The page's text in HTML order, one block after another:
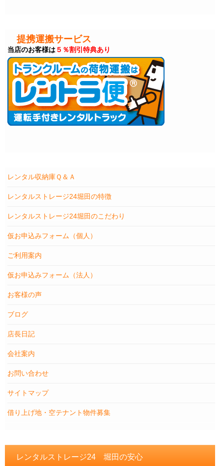
提携運搬サービス
当店のお客様は５％割引特典あり
レンタル収納庫Ｑ＆Ａ
レンタルストレージ24堀田の特徴
レンタルストレージ24堀田のこだわり
仮お申込みフォーム（個人）
ご利用案内
仮お申込みフォーム（法人）
お客様の声
ブログ
店長日記
会社案内
お問い合わせ
サイトマップ
借り上げ地・空テナント物件募集
レンタルストレージ24 堀田の安心